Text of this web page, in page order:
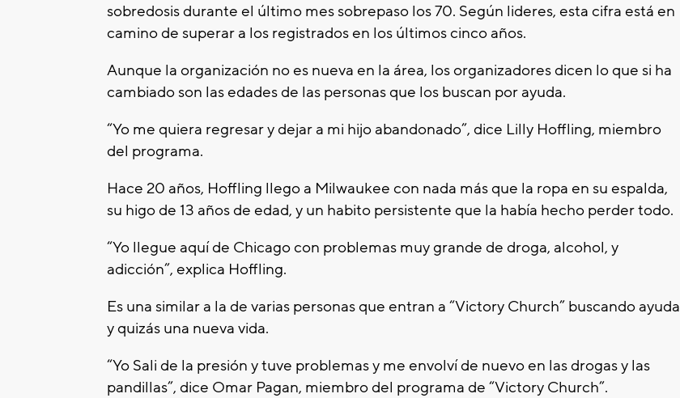
sobredosis durante el último mes sobrepaso los 70. Según lideres, esta cifra está en
camino de superar a los registrados en los últimos cinco años.
Aunque la organización no es nueva en la área, los organizadores dicen lo que si ha
cambiado son las edades de las personas que los buscan por ayuda.
“Yo me quiera regresar y dejar a mi hijo abandonado”, dice Lilly Hoffling, miembro
del programa.
Hace 20 años, Hoffling llego a Milwaukee con nada más que la ropa en su espalda,
su higo de 13 años de edad, y un habito persistente que la había hecho perder todo.
“Yo llegue aquí de Chicago con problemas muy grande de droga, alcohol, y
adicción”, explica Hoffling.
Es una similar a la de varias personas que entran a “Victory Church” buscando ayuda
y quizás una nueva vida.
“Yo Sali de la presión y tuve problemas y me envolví de nuevo en las drogas y las
pandillas”, dice Omar Pagan, miembro del programa de “Victory Church”.